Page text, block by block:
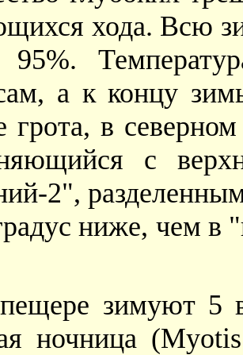
хода. Всю
95%.
а к концу
грота, в
с
2",
ниже, чем в
зимуют 5
ночница